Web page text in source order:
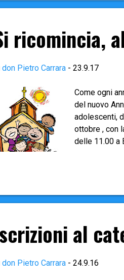
ricomincia,
don Pietro Carrara - 23.9.17
Come ogni
del nuovo
adolescenti,
ottobre , con
delle 11.00 a
al
don Pietro Carrara - 24.9.16